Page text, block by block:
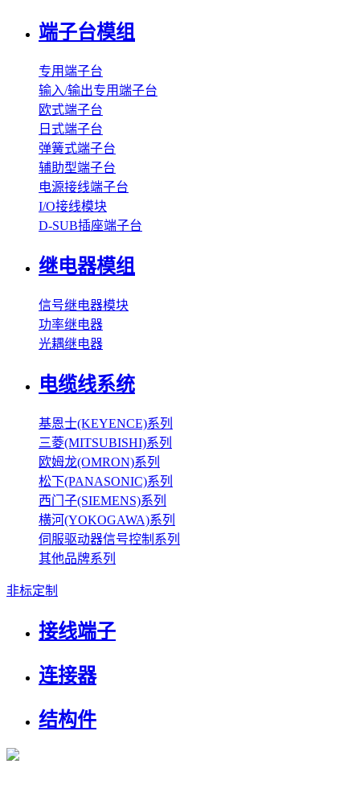
端子台模组
专用端子台
输入/输出专用端子台
欧式端子台
日式端子台
弹簧式端子台
辅助型端子台
电源接线端子台
I/O接线模块
D-SUB插座端子台
继电器模组
信号继电器模块
功率继电器
光耦继电器
电缆线系统
基恩士(KEYENCE)系列
三菱(MITSUBISHI)系列
欧姆龙(OMRON)系列
松下(PANASONIC)系列
西门子(SIEMENS)系列
横河(YOKOGAWA)系列
伺服驱动器信号控制系列
其他品牌系列
非标定制
接线端子
连接器
结构件